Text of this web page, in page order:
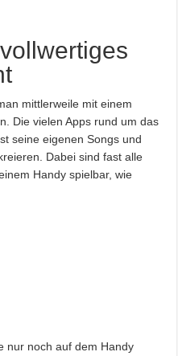
mittlerweile mit einem
Die vielen Apps rund um das
seine eigenen Songs und
Dabei sind fast alle
Handy spielbar, wie
nur noch auf dem Handy